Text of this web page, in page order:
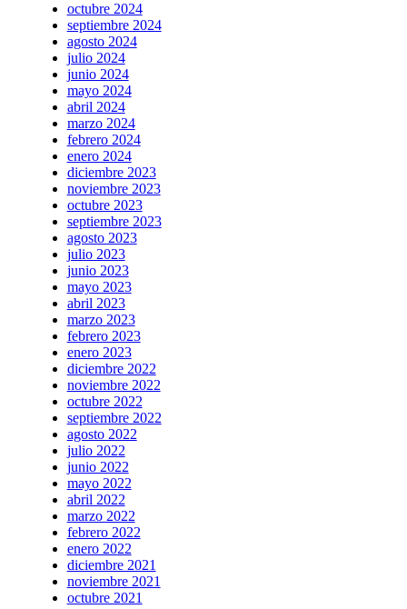
octubre 2024
septiembre 2024
agosto 2024
julio 2024
junio 2024
mayo 2024
abril 2024
marzo 2024
febrero 2024
enero 2024
diciembre 2023
noviembre 2023
octubre 2023
septiembre 2023
agosto 2023
julio 2023
junio 2023
mayo 2023
abril 2023
marzo 2023
febrero 2023
enero 2023
diciembre 2022
noviembre 2022
octubre 2022
septiembre 2022
agosto 2022
julio 2022
junio 2022
mayo 2022
abril 2022
marzo 2022
febrero 2022
enero 2022
diciembre 2021
noviembre 2021
octubre 2021